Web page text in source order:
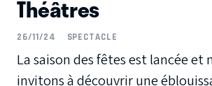
Théâtres
26/11/24 SPECTACLE
La saison des fêtes est lancée et
invitons à découvrir une